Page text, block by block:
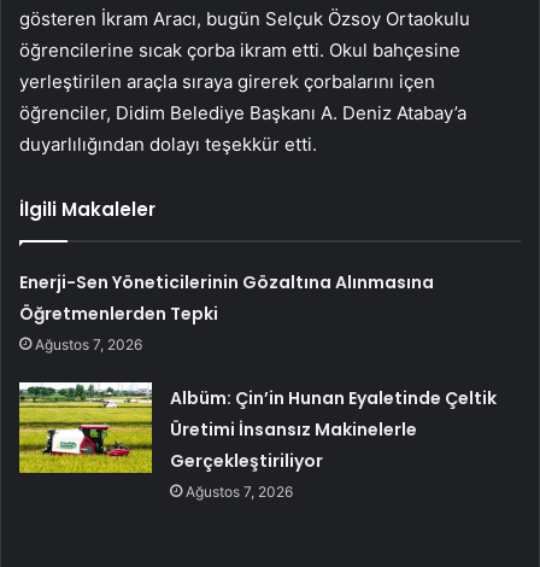
gösteren İkram Aracı, bugün Selçuk Özsoy Ortaokulu
öğrencilerine sıcak çorba ikram etti. Okul bahçesine
yerleştirilen araçla sıraya girerek çorbalarını içen
öğrenciler, Didim Belediye Başkanı A. Deniz Atabay’a
duyarlılığından dolayı teşekkür etti.
İlgili Makaleler
Enerji-Sen Yöneticilerinin Gözaltına Alınmasına
Öğretmenlerden Tepki
Ağustos 7, 2026
Albüm: Çin’in Hunan Eyaletinde Çeltik
Üretimi İnsansız Makinelerle
Gerçekleştiriliyor
Ağustos 7, 2026